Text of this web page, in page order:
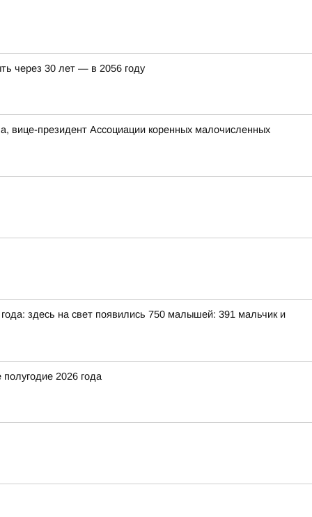
через 30 лет — в 2056 году
президент Ассоциации коренных малочисленных
здесь на свет появились 750 малышей: 391 мальчик и
2026 года